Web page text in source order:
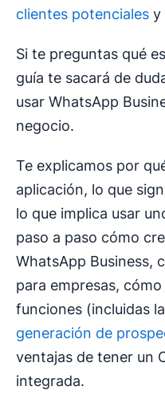
clientes potenciales y
Si te preguntas qué
guía te sacará de
usar WhatsApp
negocio.
Te explicamos por
aplicación, lo que
lo que implica usar
paso a paso cómo
WhatsApp Business,
para empresas,
funciones (incluidas
generación de
ventajas de tener un
integrada.